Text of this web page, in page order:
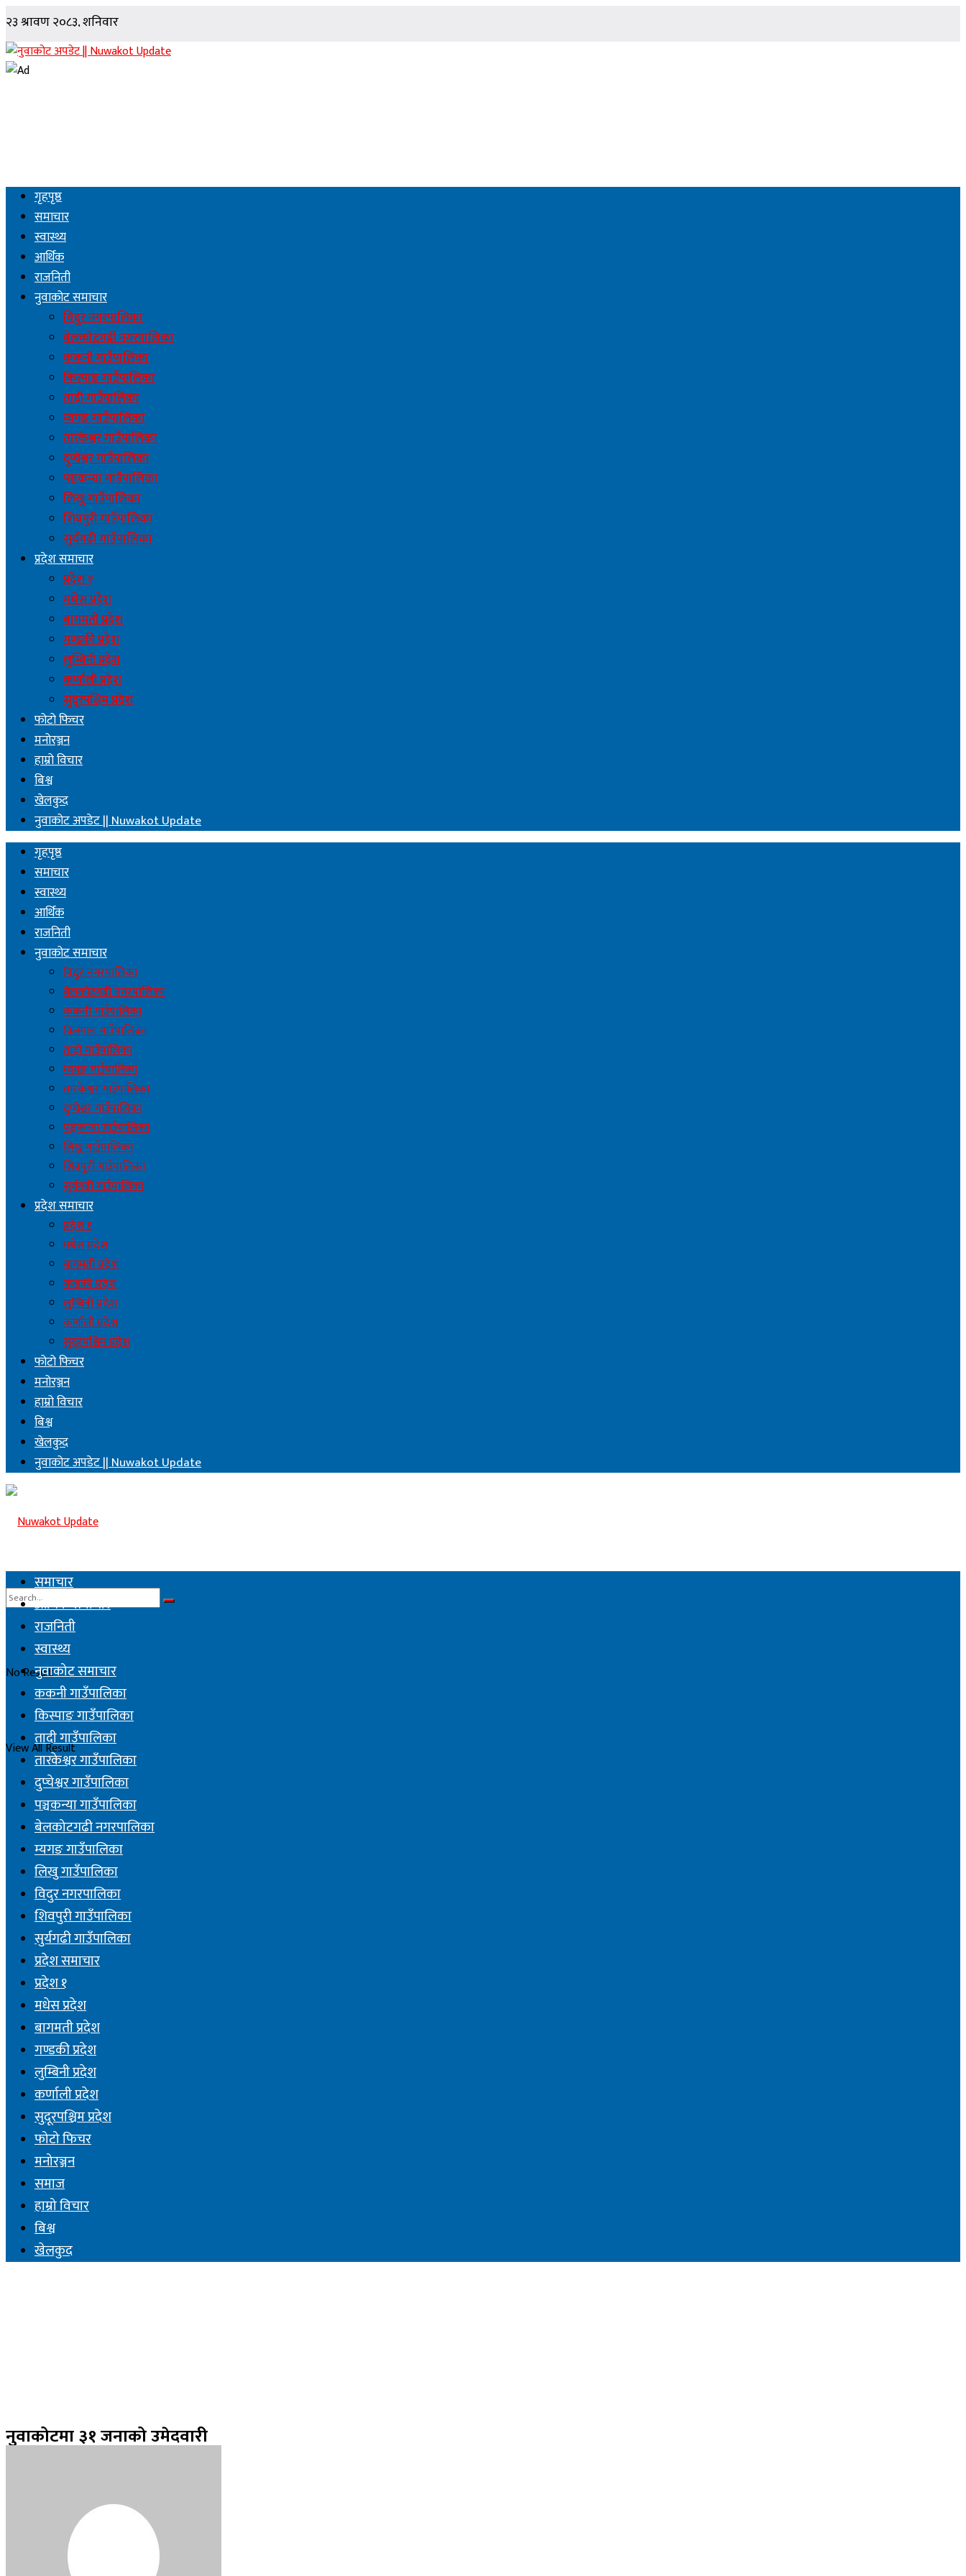
गृहपृष्ठ
समाचार
स्वास्थ्य
आर्थिक
राजनिती
नुवाकोट समाचार
विदुर नगरपालिका
बेलकोटगढी नगरपालिका
ककनी गाउँपालिका
किस्पाङ गाउँपालिका
तादी गाउँपालिका
म्यगङ गाउँपालिका
तारकेश्वर गाउँपालिका
दुप्चेश्वर गाउँपालिका
पञ्चकन्या गाउँपालिका
लिखु गाउँपालिका
शिवपुरी गाउँपालिका
सुर्यगढी गाउँपालिका
प्रदेश समाचार
प्रदेश १
मधेस प्रदेश
बागमती प्रदेश
गण्डकी प्रदेश
लुम्बिनी प्रदेश
कर्णाली प्रदेश
सुदूरपश्चिम प्रदेश
फोटो फिचर
मनोरञ्जन
हाम्रो विचार
बिश्व
खेलकुद
नुवाकोट अपडेट || Nuwakot Update
गृहपृष्ठ
समाचार
स्वास्थ्य
आर्थिक
राजनिती
नुवाकोट समाचार
विदुर नगरपालिका
बेलकोटगढी नगरपालिका
ककनी गाउँपालिका
किस्पाङ गाउँपालिका
तादी गाउँपालिका
म्यगङ गाउँपालिका
तारकेश्वर गाउँपालिका
दुप्चेश्वर गाउँपालिका
पञ्चकन्या गाउँपालिका
लिखु गाउँपालिका
शिवपुरी गाउँपालिका
सुर्यगढी गाउँपालिका
प्रदेश समाचार
प्रदेश १
मधेस प्रदेश
बागमती प्रदेश
गण्डकी प्रदेश
लुम्बिनी प्रदेश
कर्णाली प्रदेश
सुदूरपश्चिम प्रदेश
फोटो फिचर
मनोरञ्जन
हाम्रो विचार
बिश्व
खेलकुद
नुवाकोट अपडेट || Nuwakot Update
No Result
View All Result
समाचार
आर्थिक समाचार
राजनिती
स्वास्थ्य
नुवाकोट समाचार
ककनी गाउँपालिका
किस्पाङ गाउँपालिका
तादी गाउँपालिका
तारकेश्वर गाउँपालिका
दुप्चेश्वर गाउँपालिका
पञ्चकन्या गाउँपालिका
बेलकोटगढी नगरपालिका
म्यगङ गाउँपालिका
लिखु गाउँपालिका
विदुर नगरपालिका
शिवपुरी गाउँपालिका
सुर्यगढी गाउँपालिका
प्रदेश समाचार
प्रदेश १
मधेस प्रदेश
बागमती प्रदेश
गण्डकी प्रदेश
लुम्बिनी प्रदेश
कर्णाली प्रदेश
सुदूरपश्चिम प्रदेश
फोटो फिचर
मनोरञ्जन
समाज
हाम्रो विचार
बिश्व
खेलकुद
नुवाकोटमा ३१ जनाको उमेदवारी